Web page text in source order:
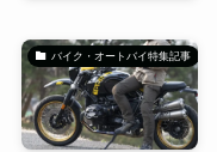
バイク・オートバイ特集記事